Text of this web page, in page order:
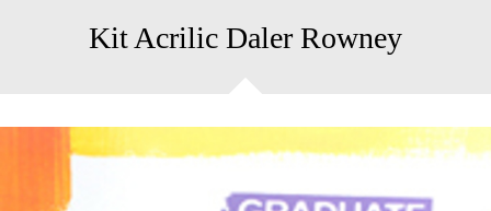
Kit Acrilic Daler Rowney